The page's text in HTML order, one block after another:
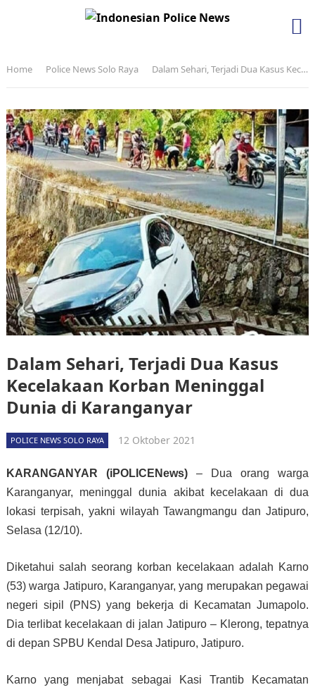
Home Police News Solo Raya Dalam Sehari, Terjadi Dua Kasus Kecelakaan Korban Meninggal Dunia di Karanganyar
Dalam Sehari, Terjadi Dua Kasus
Kecelakaan Korban Meninggal
Dunia di Karanganyar
POLICE NEWS SOLO RAYA 12 Oktober 2021
KARANGANYAR (iPOLICENews)– Dua orang warga
Karanganyar, meninggal dunia akibat kecelakaan di dua
lokasi terpisah, yakni wilayah Tawangmangu dan Jatipuro,
Selasa (12/10).
Diketahui salah seorang korban kecelakaan adalah Karno
(53) warga Jatipuro, Karanganyar, yang merupakan pegawai
negeri sipil (PNS) yang bekerja di Kecamatan Jumapolo.
Dia terlibat kecelakaan di jalan Jatipuro – Klerong, tepatnya
di depan SPBU Kendal Desa Jatipuro, Jatipuro.
Karno yang menjabat sebagai Kasi Trantib Kecamatan